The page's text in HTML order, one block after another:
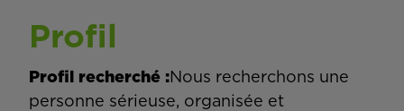
Profil
Profil recherché :Nous recherchons une
personne sérieuse, organisée et